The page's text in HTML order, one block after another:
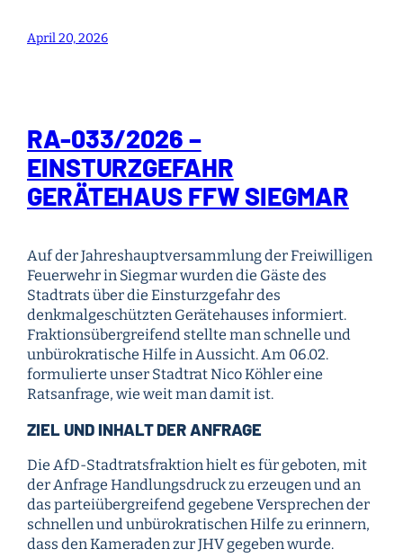
April 20, 2026
RA-033/2026 –
EINSTURZGEFAHR
GERÄTEHAUS FFW SIEGMAR
Auf der Jahreshauptversammlung der Freiwilligen
Feuerwehr in Siegmar wurden die Gäste des
Stadtrats über die Einsturzgefahr des
denkmalgeschützten Gerätehauses informiert.
Fraktionsübergreifend stellte man schnelle und
unbürokratische Hilfe in Aussicht. Am 06.02.
formulierte unser Stadtrat Nico Köhler eine
Ratsanfrage, wie weit man damit ist.
ZIEL UND INHALT DER ANFRAGE
Die AfD-Stadtratsfraktion hielt es für geboten, mit
der Anfrage Handlungsdruck zu erzeugen und an
das parteiübergreifend gegebene Versprechen der
schnellen und unbürokratischen Hilfe zu erinnern,
dass den Kameraden zur JHV gegeben wurde.